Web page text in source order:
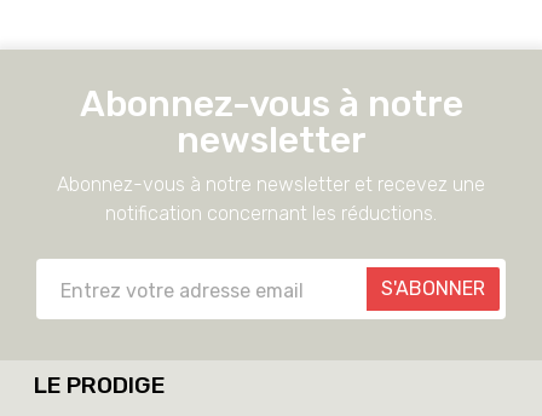
Abonnez-vous à notre
newsletter
Abonnez-vous à notre newsletter et recevez une
notification concernant les réductions.
S'ABONNER
LE PRODIGE